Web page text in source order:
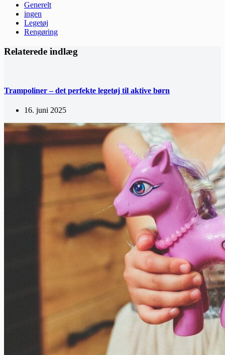
Generelt
ingen
Legetøj
Rengøring
Relaterede indlæg
Trampoliner – det perfekte legetøj til aktive børn
16. juni 2025